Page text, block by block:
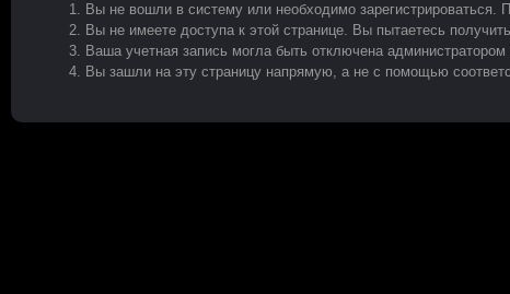
Вы не вошли в систему или необходимо
Вы не имеете доступа к этой странице. Вы пытаетесь
Ваша учетная запись могла быть отключена
Вы зашли на эту страницу напрямую, а не с помощью